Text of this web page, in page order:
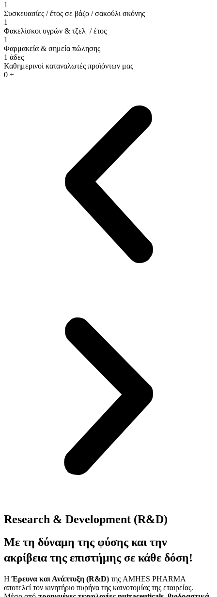
1
Συσκευασίες / έτος σε βάζο / σακούλι σκόνης
1
Φακελίσκοι υγρών & τζελ / έτος
1
Φαρμακεία & σημεία πώλησης
1 άδες
Καθημερινοί καταναλωτές προϊόντων μας
0 +
Research & Development (R&D)
Mε τη δύναμη της φύσης και την
ακρίβεια της επιστήμης σε κάθε δόση!
ΗΈρευνα και Ανάπτυξη (R&D) της AMHES PHARMA
αποτελεί τον κινητήριο πυρήνα της καινοτομίας της εταιρείας.